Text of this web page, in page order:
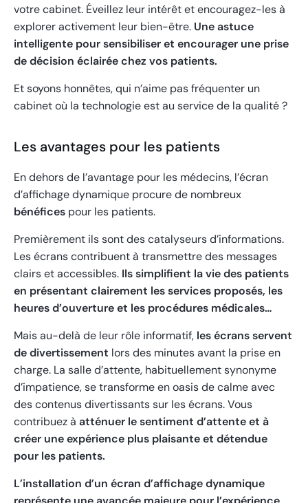
votre cabinet. Éveillez leur intérêt et encouragez-les à
explorer activement leur bien-être. Une astuce
intelligente pour sensibiliser et encourager une prise
de décision éclairée chez vos patients.
Et soyons honnêtes, qui n’aime pas fréquenter un
cabinet où la technologie est au service de la qualité ?
Les avantages pour les patients
En dehors de l’avantage pour les médecins, l’écran
d’affichage dynamique procure de nombreux
bénéfices pour les patients.
Premièrement ils sont des catalyseurs d’informations.
Les écrans contribuent à transmettre des messages
clairs et accessibles. Ils simplifient la vie des patients
en présentant clairement les services proposés, les
heures d’ouverture et les procédures médicales…
Mais au-delà de leur rôle informatif, les écrans servent
de divertissement lors des minutes avant la prise en
charge. La salle d’attente, habituellement synonyme
d’impatience, se transforme en oasis de calme avec
des contenus divertissants sur les écrans. Vous
contribuez à atténuer le sentiment d’attente et à
créer une expérience plus plaisante et détendue
pour les patients.
L’installation d’un écran d’affichage dynamique